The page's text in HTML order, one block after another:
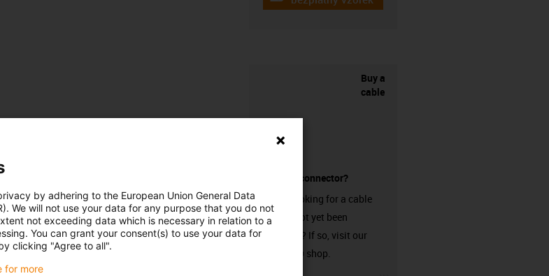
Buy a
cable
without a connector?
Are you looking for a cable
that has not yet been
harnessed? If so, visit our
chainflex® shop.
by adhering to the European Union General Data
We will not use your data for any purpose that you do not
not exceeding data which is necessary in relation to a
You can grant your consent(s) to use your data for
clicking "Agree to all".
for more